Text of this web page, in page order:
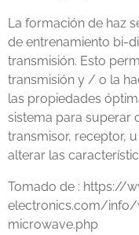
La formación de haz
de entrenamiento bi-
transmisión. Esto
transmisión y / o la
las propiedades
sistema para superar
transmisor, receptor,
alterar las
Tomado de : https://
electronics.com/
microwave.php